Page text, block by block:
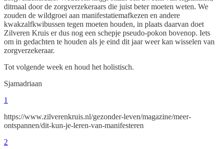
ditmaal door de zorgverzekeraars die juist beter moeten weten. We
zouden de wildgroei aan manifestatiemafkezen en andere
kwakzalfkwibussen tegen moeten houden, in plaats daarvan doet
Zilveren Kruis er dus nog een schepje pseudo-pokon bovenop. Iets
om in gedachten te houden als je eind dit jaar weer kan wisselen van
zorgverzekeraar.
Tot volgende week en houd het holistisch.
Sjamadriaan
1
https://www.zilverenkruis.nl/gezonder-leven/magazine/meer-
ontspannen/dit-kun-je-leren-van-manifesteren
2